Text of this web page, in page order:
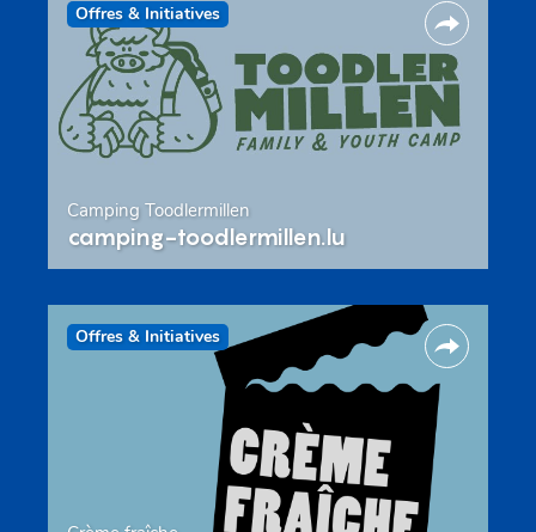
Offres & Initiatives
Camping Toodlermillen
camping-toodlermillen.lu
Offres & Initiatives